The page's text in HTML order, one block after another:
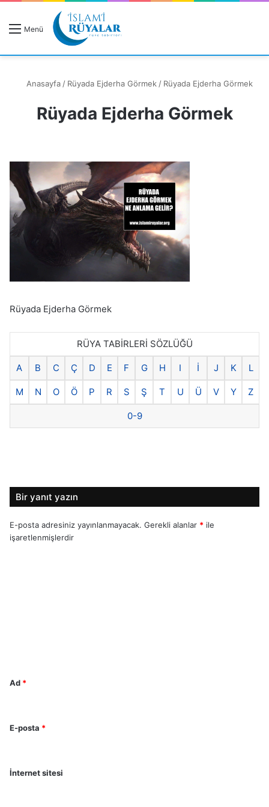
Menü
Anasayfa / Rüyada Ejderha Görmek / Rüyada Ejderha Görmek
Rüyada Ejderha Görmek
Rüyada Ejderha Görmek
RÜYA TABİRLERİ SÖZLÜĞÜ
A B C Ç D E F G H I İ J K L
M N O Ö P R S Ş T U Ü V Y Z
0-9
Bir yanıt yazın
E-posta adresiniz yayınlanmayacak. Gerekli alanlar * ile
işaretlenmişlerdir
Ad *
E-posta *
İnternet sitesi